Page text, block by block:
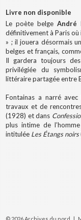
Livre non disponible
Le poète belge André
définitivement à Paris
» ; il jouera désormais
belges et français,
Il gardera toujours
privilégiée du
littéraire partagée entre
Fontainas a narré
travaux et de
(1928) et dans
plus intime de
intitulée Les Étangs noirs
© 2026 Archives du nord |